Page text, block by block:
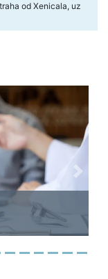
od Xenicala, uz
Next